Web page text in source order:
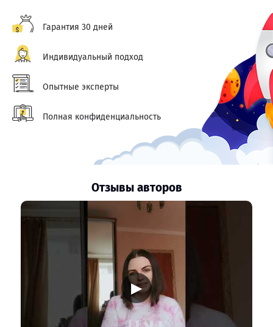
Гарантия 30 дней
Индивидуальный подход
Опытные эксперты
Полная конфиденциальность
Отзывы авторов
▶